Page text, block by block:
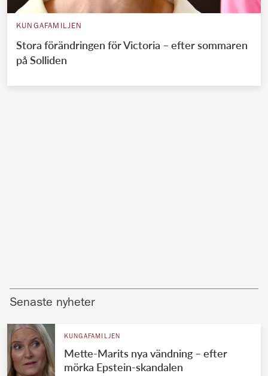
KUNGAFAMILJEN
Stora förändringen för Victoria – efter sommaren
på Solliden
Senaste nyheter
KUNGAFAMILJEN
Mette-Marits nya vändning – efter
mörka Epstein-skandalen